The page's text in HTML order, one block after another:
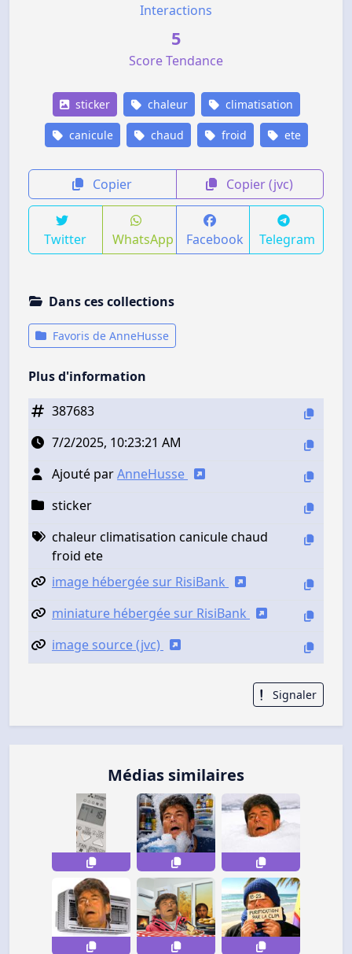
Interactions
5
Score Tendance
sticker chaleur climatisation
canicule chaud froid ete
Copier Copier (jvc)
Twitter WhatsApp Facebook Telegram
Dans ces collections
Favoris de AnneHusse
Plus d'information
387683
7/2/2025, 10:23:21 AM
Ajouté parAnneHusse
sticker
chaleur climatisation canicule chaud
froid ete
image hébergée sur RisiBank
miniature hébergée sur RisiBank
image source (jvc)
Signaler
Médias similaires